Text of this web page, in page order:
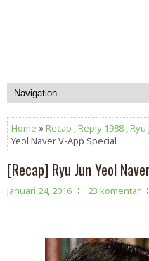
Home »Recap ,Reply 1988 ,Ryu
Yeol Naver V-App Special
[Recap] Ryu Jun Yeol
Januari 24, 2016 23 komentar